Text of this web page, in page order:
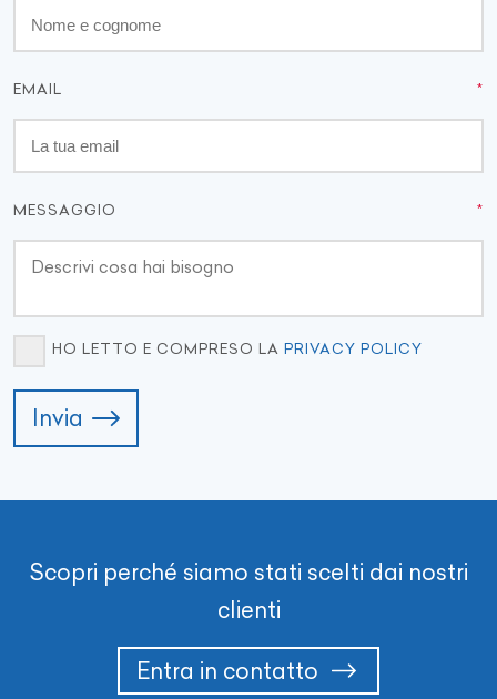
EMAIL
MESSAGGIO
HO LETTO E COMPRESO LA PRIVACY POLICY
Invia
Scopri perché siamo stati scelti dai nostri
clienti
Entra in contatto